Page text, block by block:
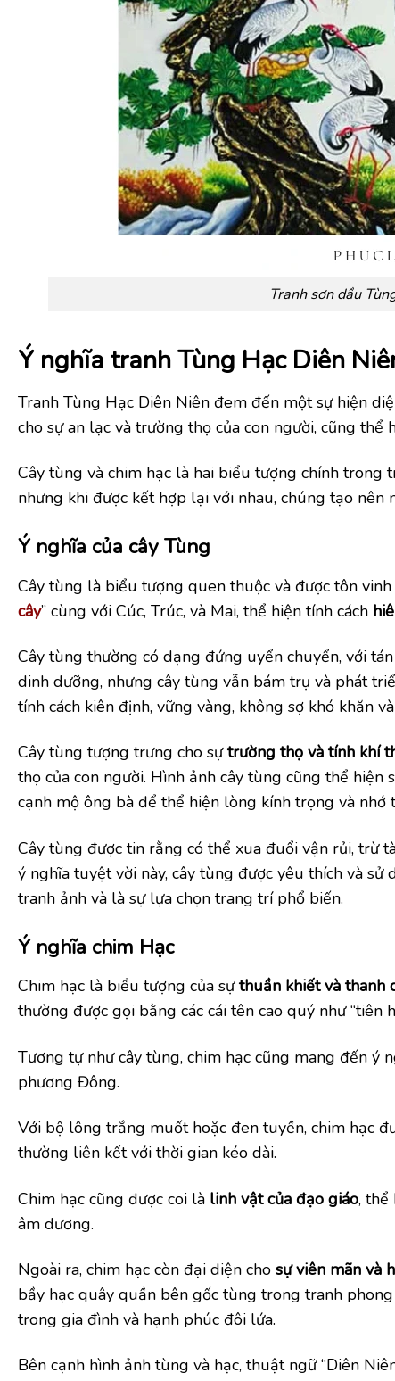
Tranh sơn dầu
Ý nghĩa tranh Tùng Hạc Diên
Tranh Tùng Hạc Diên Niên đem đến một sự hiện
cho sự an lạc và trường thọ của con người, cũng
Cây tùng và chim hạc là hai biểu tượng chính
nhưng khi được kết hợp lại với nhau, chúng tạo
Ý nghĩa của cây Tùng
Cây tùng là biểu tượng quen thuộc và được tôn
cây” cùng với Cúc, Trúc, và Mai, thể hiện tính cách
Cây tùng thường có dạng đứng uyển chuyển, với
dinh dưỡng, nhưng cây tùng vẫn bám trụ và phát
tính cách kiên định, vững vàng, không sợ khó khăn
Cây tùng tượng trưng cho sựtrường thọ và tính khí
thọ của con người. Hình ảnh cây tùng cũng thể
cạnh mộ ông bà để thể hiện lòng kính trọng và nhớ
Cây tùng được tin rằng có thể xua đuổi vận rủi, trừ
ý nghĩa tuyệt vời này, cây tùng được yêu thích và
tranh ảnh và là sự lựa chọn trang trí phổ biến.
Ý nghĩa chim Hạc
Chim hạc là biểu tượng của sựthuần khiết và thanh
thường được gọi bằng các cái tên cao quý như “tiên
Tương tự như cây tùng, chim hạc cũng mang đến ý
phương Đông.
Với bộ lông trắng muốt hoặc đen tuyền, chim hạc
thường liên kết với thời gian kéo dài.
Chim hạc cũng được coi là linh vật của đạo giáo, thể
âm dương.
Ngoài ra, chim hạc còn đại diện cho sự viên mãn và
bầy hạc quây quần bên gốc tùng trong tranh
trong gia đình và hạnh phúc đôi lứa.
Bên cạnh hình ảnh tùng và hạc, thuật ngữ “Diên